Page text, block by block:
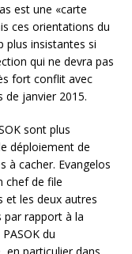
est une «carte
ces orientations du
plus insistantes si
qui ne devra pas
fort conflit avec
de janvier 2015.
sont plus
déploiement de
à cacher. Evangelos
chef de file
et les deux autres
rapport à la
du